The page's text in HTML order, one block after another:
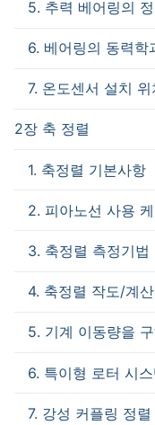
5. 추력 베어링의
6. 베어링의 동력학
7. 온도센서 설치
2장 축 정렬
1. 축정렬 기본사항
2. 피아노선 사용
3. 축정렬 측정기법
4. 축정렬 작도/계
5. 기계 이동량을
6. 특이형 로터 시
7. 강성 커플링 정렬